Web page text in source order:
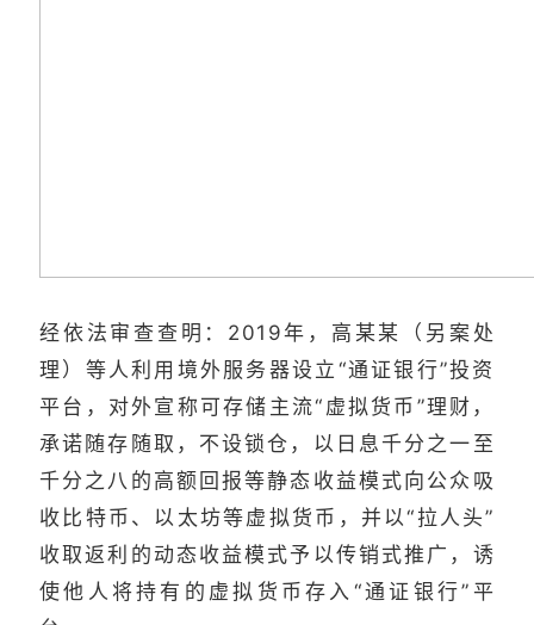
经依法审查查明：2019年，高某某（另案处
理）等人利用境外服务器设立“通证银行”投资
平台，对外宣称可存储主流“虚拟货币”理财，
承诺随存随取，不设锁仓，以日息千分之一至
千分之八的高额回报等静态收益模式向公众吸
收比特币、以太坊等虚拟货币，并以“拉人头”
收取返利的动态收益模式予以传销式推广，诱
使他人将持有的虚拟货币存入“通证银行”平